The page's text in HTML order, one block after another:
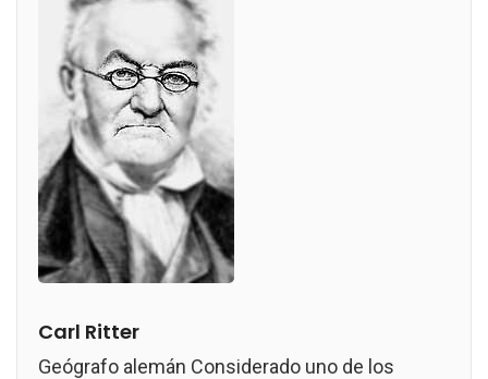
Carl Ritter
Geógrafo alemán Considerado uno de los